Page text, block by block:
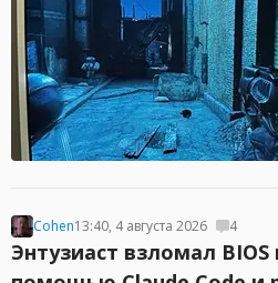
Cohen13:40, 4 августа 2026 4
Энтузиаст взломал BIOS